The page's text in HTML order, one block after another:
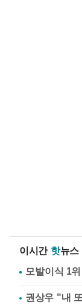
이시간 핫뉴스
권상우 "내